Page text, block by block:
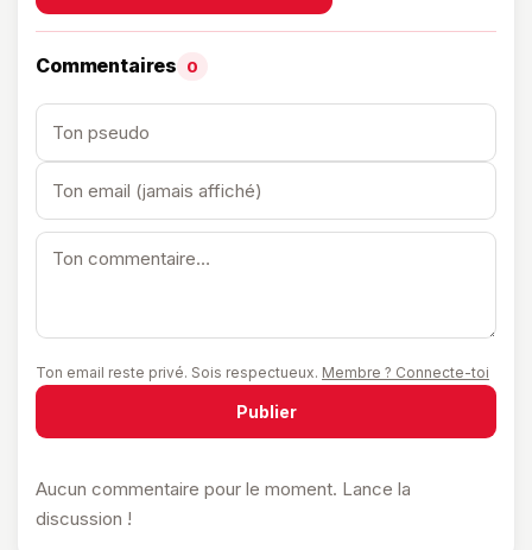
Commentaires 0
Ton email reste privé. Sois respectueux. Membre ? Connecte-toi
Publier
Aucun commentaire pour le moment. Lance la
discussion !